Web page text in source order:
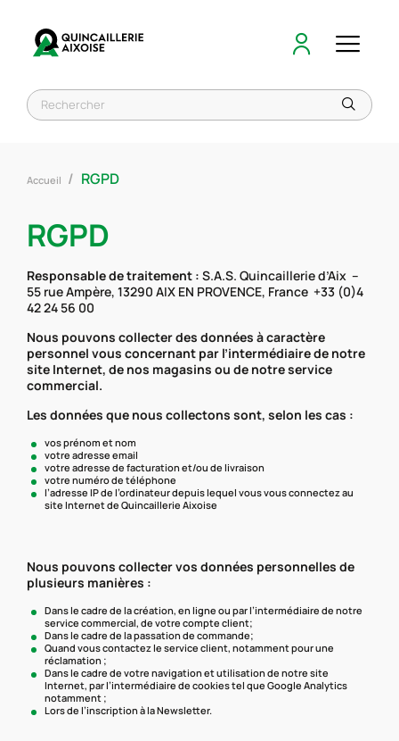
Accueil RGPD
RGPD
Responsable de traitement : S.A.S. Quincaillerie d’Aix –
55 rue Ampère, 13290 AIX EN PROVENCE, France +33 (0)4
42 24 56 00
Nous pouvons collecter des données à caractère
personnel vous concernant par l’intermédiaire de notre
site Internet, de nos magasins ou de notre service
commercial.
Les données que nous collectons sont, selon les cas :
vos prénom et nom
votre adresse email
votre adresse de facturation et/ou de livraison
votre numéro de téléphone
l’adresse IP de l’ordinateur depuis lequel vous vous connectez au
site Internet de Quincaillerie Aixoise
Nous pouvons collecter vos données personnelles de
plusieurs manières :
Dans le cadre de la création, en ligne ou par l’intermédiaire de notre
service commercial, de votre compte client;
Dans le cadre de la passation de commande;
Quand vous contactez le service client, notamment pour une
réclamation ;
Dans le cadre de votre navigation et utilisation de notre site
Internet, par l’intermédiaire de cookies tel que Google Analytics
notamment ;
Lors de l’inscription à la Newsletter.